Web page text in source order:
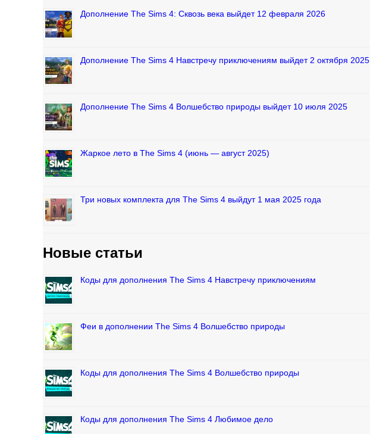
Дополнение The Sims 4: Сквозь века выйдет 12 февраля 2026
Дополнение The Sims 4 Навстречу приключениям выйдет 2 октября 2025
Дополнение The Sims 4 Волшебство природы выйдет 10 июля 2025
Жаркое лето в The Sims 4 (июнь — август 2025)
Три новых комплекта для The Sims 4 выйдут 1 мая 2025 года
Новые статьи
Коды для дополнения The Sims 4 Навстречу приключениям
Феи в дополнении The Sims 4 Волшебство природы
Коды для дополнения The Sims 4 Волшебство природы
Коды для дополнения The Sims 4 Любимое дело